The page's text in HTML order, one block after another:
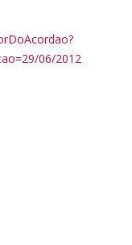
06/2012